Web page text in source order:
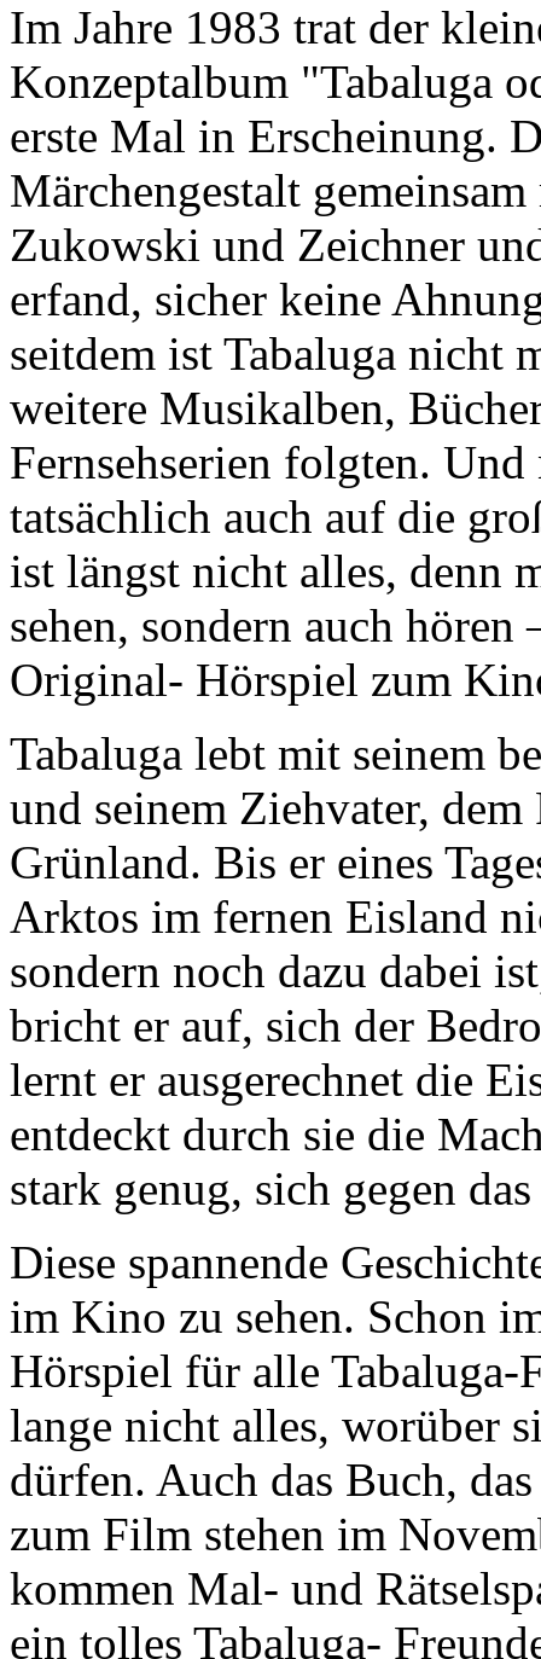
Im Jahre 1983 trat der
Konzeptalbum "Tabaluga
erste Mal in Erscheinung.
Märchengestalt
Zukowski und Zeichner
erfand, sicher keine
seitdem ist Tabaluga nicht
weitere Musikalben,
Fernsehserien folgten.
tatsächlich auch auf die
ist längst nicht alles, denn
sehen, sondern auch
Original- Hörspiel zum
Tabaluga lebt mit seinem
und seinem Ziehvater,
Grünland. Bis er eines
Arktos im fernen Eisland
sondern noch dazu dabei
bricht er auf, sich der
lernt er ausgerechnet die
entdeckt durch sie die
stark genug, sich gegen
Diese spannende
im Kino zu sehen. Schon
Hörspiel für alle Tabaluga-
lange nicht alles, worüber
dürfen. Auch das Buch,
zum Film stehen im
kommen Mal- und
ein tolles Tabaluga-